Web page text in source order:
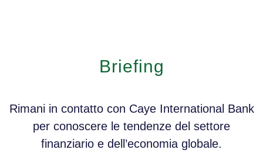
Briefing
Rimani in contatto con Caye International Bank
per conoscere le tendenze del settore
finanziario e dell’economia globale.